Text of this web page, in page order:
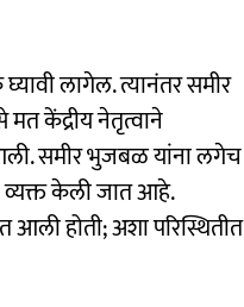
लागेल. त्यानंतर समीर
केंद्रीय नेतृत्वाने
समीर भुजबळ यांना लगेच
व्यक्त केली जात आहे.
आली होती; अशा परिस्थितीत